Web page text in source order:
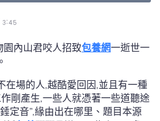
3:45
園內山君咬人招致包養網一逝世一
在場的人,越酷愛回因,並且有一種
剛產生,一些人就憑著一些道聽途
定音”,緣由出在哪里、題目本源